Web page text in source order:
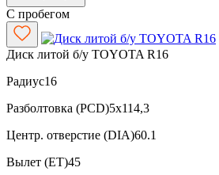
С пробегом
Диск литой б/у TOYOTA R16
Радиус16
Разболтовка (PCD)5x114,3
Центр. отверстие (DIA)60.1
Вылет (ET)45